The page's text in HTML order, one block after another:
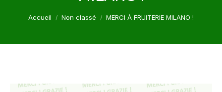
Vous êtes ici :
Accueil Non classé MERCI À FRUITERIE MILANO !